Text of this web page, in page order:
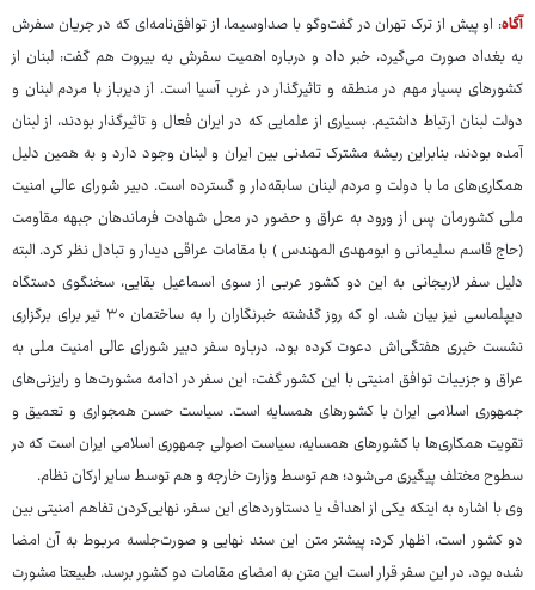
آگاه: او پیش از ترک تهران در گفت‌وگو با صداوسیما، از توافق‌نامه‌ای که در جریان سفرش
به بغداد صورت می‌گیرد، خبر داد و درباره اهمیت سفرش به بیروت هم گفت: لبنان از
کشورهای بسیار مهم در منطقه و تاثیرگذار در غرب آسیا است. از دیرباز با مردم لبنان و
دولت لبنان ارتباط داشتیم. بسیاری از علمایی که در ایران فعال و تاثیرگذار بودند، از لبنان
آمده بودند، بنابراین ریشه مشترک تمدنی بین ایران و لبنان وجود دارد و به همین دلیل
همکاری‌های ما با دولت و مردم لبنان سابقه‌دار و گسترده است. دبیر شورای عالی امنیت
ملی کشورمان پس از ورود به عراق و حضور در محل شهادت فرماندهان جبهه مقاومت
(حاج قاسم سلیمانی و ابومهدی المهندس ) با مقامات عراقی دیدار و تبادل نظر کرد. البته
دلیل سفر لاریجانی به این دو کشور عربی از سوی اسماعیل بقایی، سخنگوی دستگاه
دیپلماسی نیز بیان شد. او که روز گذشته خبرنگاران را به ساختمان ۳۰ تیر برای برگزاری
نشست خبری هفتگی‌اش دعوت کرده بود، درباره سفر دبیر شورای عالی امنیت ملی به
عراق و جزییات توافق امنیتی با این کشور گفت: این سفر در ادامه مشورت‌ها و رایزنی‌های
جمهوری اسلامی ایران با کشورهای همسایه است. سیاست حسن همجواری و تعمیق و
تقویت همکاری‌ها با کشورهای همسایه، سیاست اصولی جمهوری اسلامی ایران است که در
سطوح مختلف پیگیری می‌شود؛ هم توسط وزارت خارجه و هم توسط سایر ارکان نظام.
وی با اشاره به اینکه یکی از اهداف یا دستاوردهای این سفر، نهایی‌کردن تفاهم امنیتی بین
دو کشور است، اظهار کرد: پیشتر متن این سند نهایی و صورت‌جلسه مربوط به آن امضا
شده بود. در این سفر قرار است این متن به امضای مقامات دو کشور برسد. طبیعتا مشورت